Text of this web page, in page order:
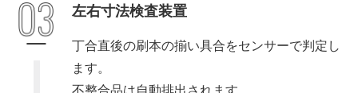
左右寸法検査装置
丁合直後の刷本の揃い具合をセンサーで判定し
ます。
不整合品は自動排出されます。